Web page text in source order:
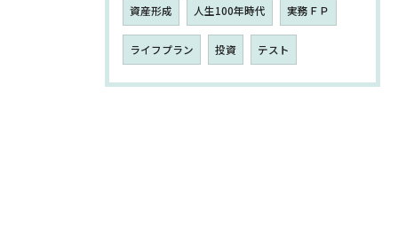
資産形成 人生100年時代 実務ＦＰ
ライフプラン 投資 テスト